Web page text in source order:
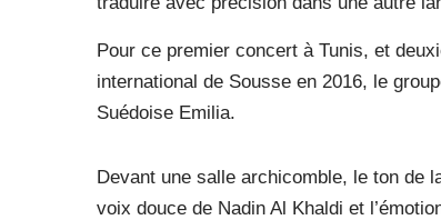
Pour ce premier concert à Tunis, et
international de Sousse en 2016, le
Suédoise Emilia.
Devant une salle archicomble, le ton de
voix douce de Nadin Al Khaldi et